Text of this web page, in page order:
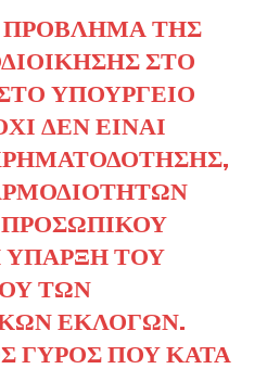
ΤΗΣ
ΣΤΟ
ΥΠΟΥΡΓΕΊΟ
ΔΕΝ ΕΊΝΑΙ
ΎΠΑΡΞΗ ΤΟΥ
ΤΩΝ
ΕΚΛΟΓΏΝ.
ΓΎΡΟΣ ΠΟΥ ΚΑΤΆ